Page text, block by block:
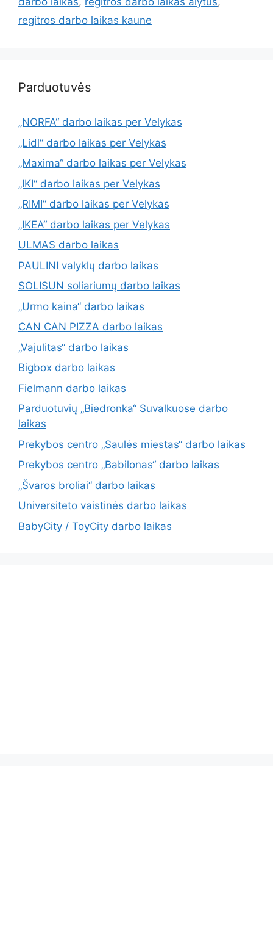
regitros darbo laikas kaune
Parduotuvės
„NORFA“ darbo laikas per Velykas
„Lidl“ darbo laikas per Velykas
„Maxima“ darbo laikas per Velykas
„IKI“ darbo laikas per Velykas
„RIMI“ darbo laikas per Velykas
„IKEA“ darbo laikas per Velykas
ULMAS darbo laikas
PAULINI valyklų darbo laikas
SOLISUN soliariumų darbo laikas
„Urmo kaina“ darbo laikas
CAN CAN PIZZA darbo laikas
„Vajulitas“ darbo laikas
Bigbox darbo laikas
Fielmann darbo laikas
Parduotuvių „Biedronka“ Suvalkuose darbo
laikas
Prekybos centro „Saulės miestas“ darbo laikas
Prekybos centro „Babilonas“ darbo laikas
„Švaros broliai“ darbo laikas
Universiteto vaistinės darbo laikas
BabyCity / ToyCity darbo laikas